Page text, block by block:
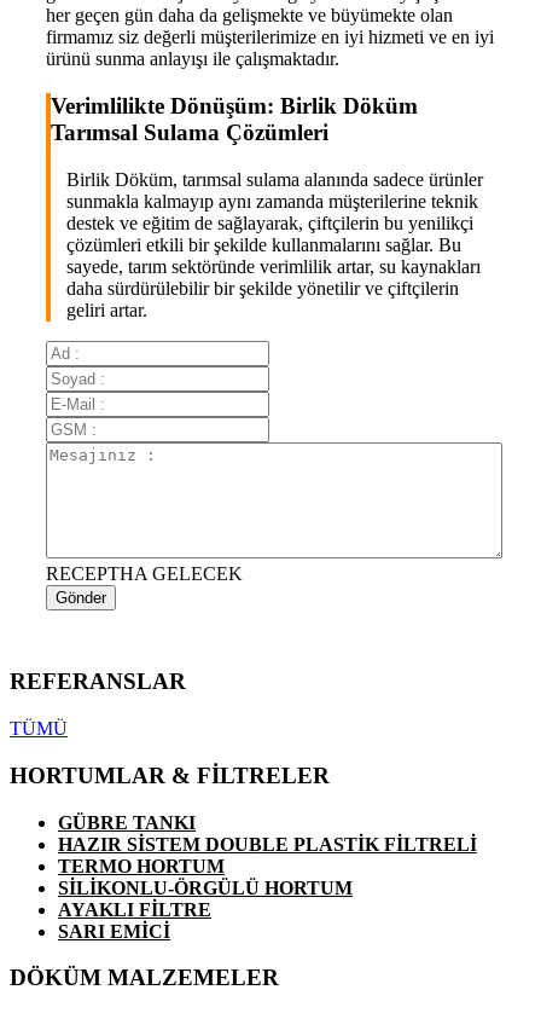
her geçen gün daha da gelişmekte ve büyümekte olan
firmamız siz değerli müşterilerimize en iyi hizmeti ve en iyi
ürünü sunma anlayışı ile çalışmaktadır.
Verimlilikte Dönüşüm: Birlik Döküm
Tarımsal Sulama Çözümleri
Birlik Döküm, tarımsal sulama alanında sadece ürünler
sunmakla kalmayıp aynı zamanda müşterilerine teknik
destek ve eğitim de sağlayarak, çiftçilerin bu yenilikçi
çözümleri etkili bir şekilde kullanmalarını sağlar. Bu
sayede, tarım sektöründe verimlilik artar, su kaynakları
daha sürdürülebilir bir şekilde yönetilir ve çiftçilerin
geliri artar.
RECEPTHA GELECEK
Gönder
REFERANSLAR
TÜMÜ
HORTUMLAR & FİLTRELER
GÜBRE TANKI
HAZIR SİSTEM DOUBLE PLASTİK FİLTRELİ
TERMO HORTUM
SİLİKONLU-ÖRGÜLÜ HORTUM
AYAKLI FİLTRE
SARI EMİCİ
DÖKÜM MALZEMELER